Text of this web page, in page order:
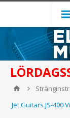
Jet Guitars JS-400